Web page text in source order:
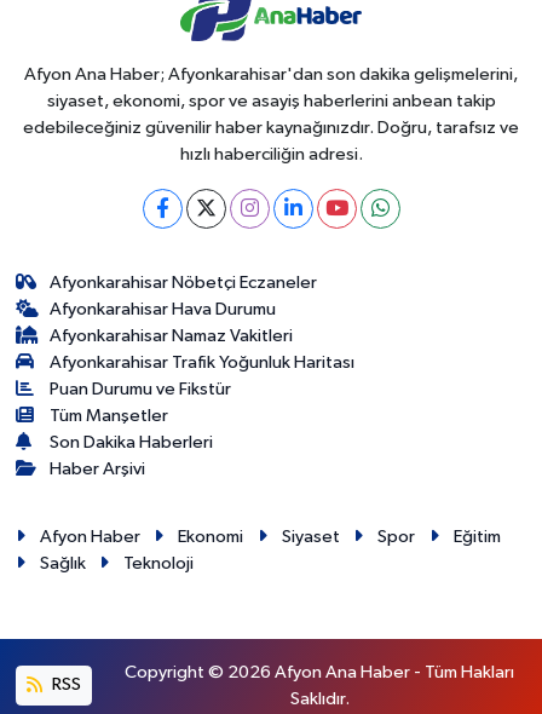
Afyon Ana Haber; Afyonkarahisar'dan son dakika gelişmelerini,
siyaset, ekonomi, spor ve asayiş haberlerini anbean takip
edebileceğiniz güvenilir haber kaynağınızdır. Doğru, tarafsız ve
hızlı haberciliğin adresi.
Afyonkarahisar Nöbetçi Eczaneler
Afyonkarahisar Hava Durumu
Afyonkarahisar Namaz Vakitleri
Afyonkarahisar Trafik Yoğunluk Haritası
Puan Durumu ve Fikstür
Tüm Manşetler
Son Dakika Haberleri
Haber Arşivi
Afyon Haber Ekonomi Siyaset Spor
Eğitim
Sağlık
Teknoloji
RSS
Copyright © 2026 Afyon Ana Haber - Tüm Hakları
Saklıdır.